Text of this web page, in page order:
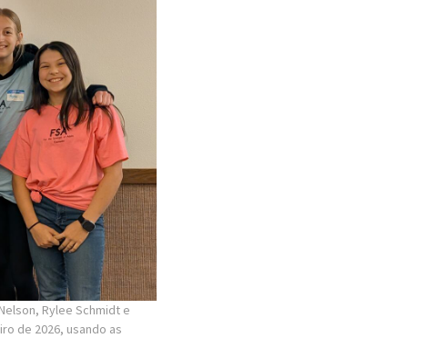
Rylee Schmidt e
de 2026, usando as